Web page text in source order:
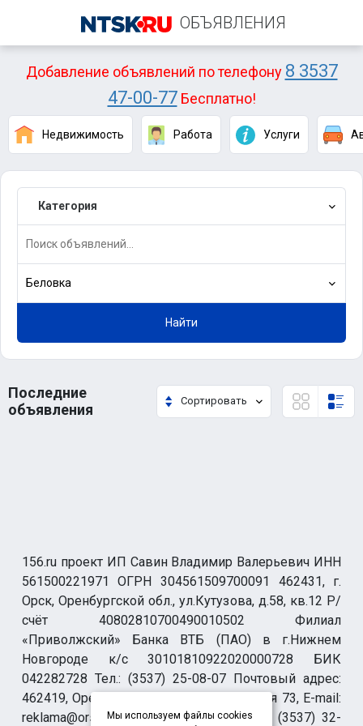
ОБЪЯВЛЕНИЯ
Добавление объявлений по телефону 8 3537
47-00-77Бесплатно!
Недвижимость Работа Услуги
Категория
Беловка
Найти
Последние
объявления
Сортировать
156.ru проект ИП Савин Владимир Валерьевич ИНН
561500221971 ОГРН 304561509700091 462431, г.
Орск, Оренбургской обл., ул.Кутузова, д.58, кв.12 Р/
счёт 40802810700490010502 Филиал
«Приволжский» Банка ВТБ (ПАО) в г.Нижнем
Новгороде к/с 30101810922020000728 БИК
042282728 Тел.: (3537) 25-08-07 Почтовый адрес:
462419, Оренбургская обл., г. Орск-19 а/я 73, E-mail:
reklama@orsk.ru ТЕЛЕФОН МОДЕРАЦИИ (3537) 32-
Мы используем файлы cookies